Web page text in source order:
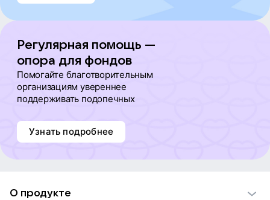
Регулярная помощь —
опора для фондов
Помогайте благотворительным
организациям увереннее
поддерживать подопечных
Узнать подробнее
О продукте